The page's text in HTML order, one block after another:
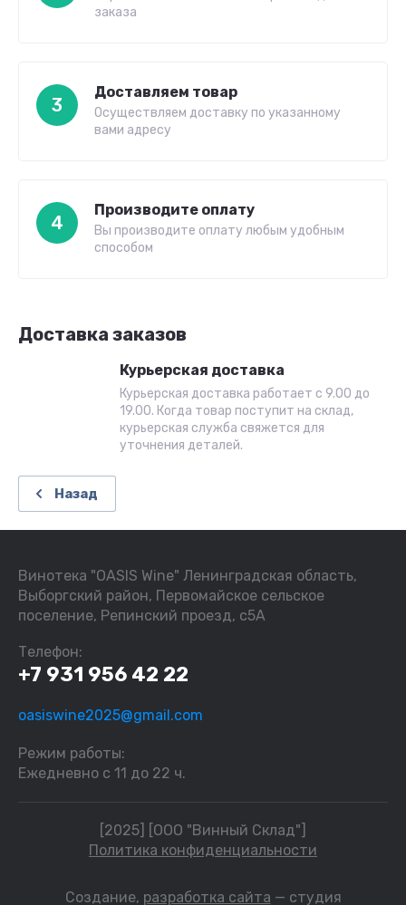
заказа
3
Доставляем товар
Осуществляем доставку по указанному
вами адресу
4
Производите оплату
Вы производите оплату любым удобным
способом
Доставка заказов
Курьерская доставка
Курьерская доставка работает с 9.00 до
19.00. Когда товар поступит на склад,
курьерская служба свяжется для
уточнения деталей.
Назад
Винотека "OASIS Wine" Ленинградская область,
Выборгский район, Первомайское сельское
поселение, Репинский проезд, с5А
Телефон:
+7 931 956 42 22
oasiswine2025@gmail.com
Режим работы:
Ежедневно с 11 до 22 ч.
[2025] [ООО "Винный Склад"]
Политика конфиденциальности
Создание, разработка сайта — студия